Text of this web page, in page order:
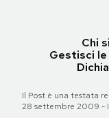
Chi
Gestisci
Il Post è una testata
28 settembre 2009 -